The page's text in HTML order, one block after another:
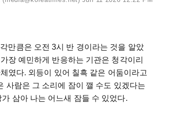
만큼은 오전 3시 반 경이라는 것을 알았
가장 예민하게 반응하는 기관은 청각이리
였다. 외등이 있어 칠흑 같은 어둠이라고
사람은 그 소리에 잠이 깰 수도 있겠다는
가 삼아 나는 어느새 잠들 수 있었다.